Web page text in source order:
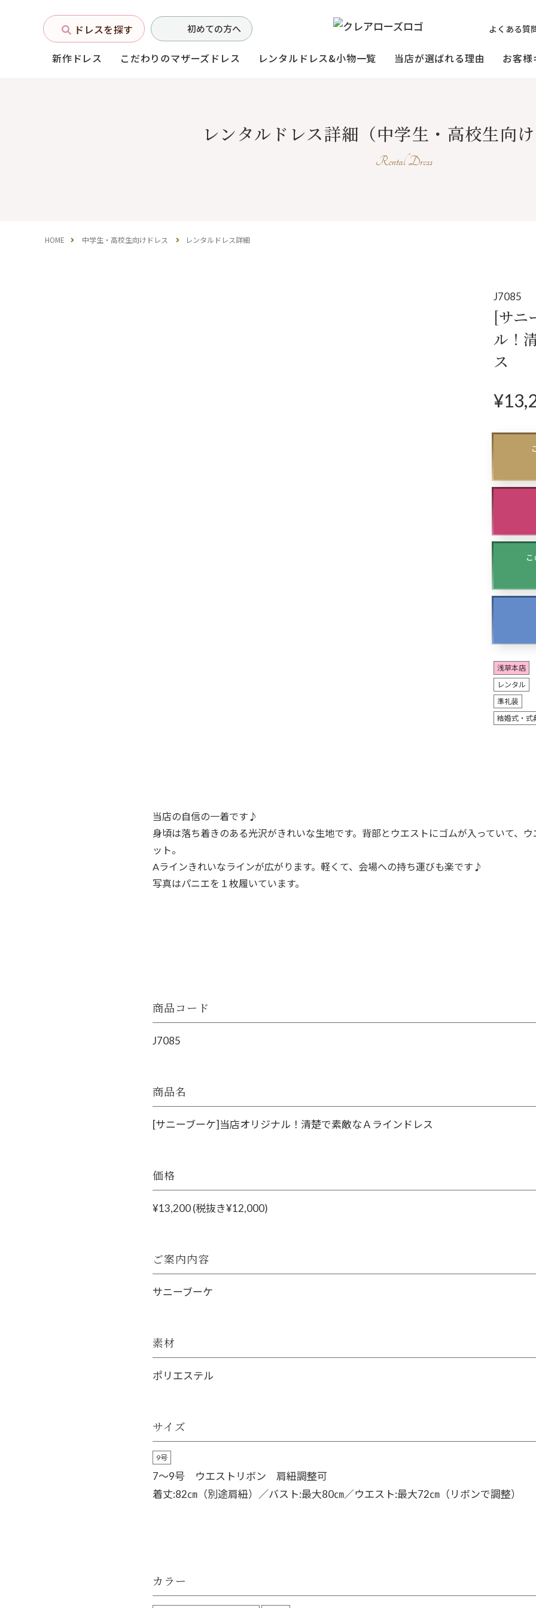
ドレスを探す 初めての方へ よくある質
新作ドレス こだわりのマザーズドレス レンタルドレス&小物一覧
フォーマルドレス
(40～50代の方向け)
フォーマルド
(おばあ様向け)
立
ク
当店が選ばれる理由 お客様
[宅配]
試着・レンタルの流れ
オーダードレス
レンタルドレス詳細 （中学生・高校生向け
Rental Dress
HOME 中学生・高校生向けドレス レンタルドレス詳細
J7085
[サニ
ル！
ス
¥
浅草本店
レンタル
準礼装
結婚式・式
当店の自信の一着です♪
身頃は落ち着きのある光沢がきれいな生地です。背部とウエストにゴムが入っていて、
ット。
Aラインきれいなラインが広がります。軽くて、会場への持ち運びも楽です♪
写真はパニエを１枚履いています。
商品コード
J7085
商品名
[サニーブーケ]当店オリジナル！清楚で素敵なＡラインドレス
価格
¥13,200 (税抜き¥12,000)
ご案内内容
サニーブーケ
素材
ポリエステル
サイズ
9号
7～9号 ウエストリボン 肩紐調整可
着丈:82㎝（別途肩紐）／バスト:最大80㎝／ウエスト:最大72㎝（リボンで調整）
カラー